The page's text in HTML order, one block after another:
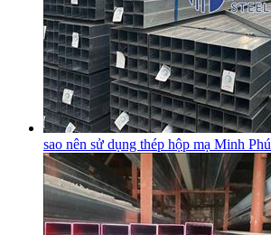
sao nên sử dụng thép hộp mạ Minh Phú